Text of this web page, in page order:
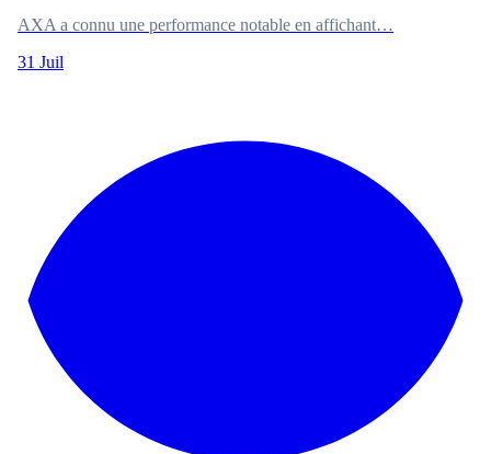
AXA a connu une performance notable en affichant…
31 Juil